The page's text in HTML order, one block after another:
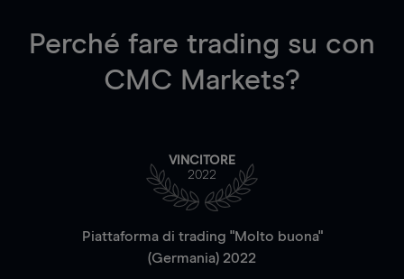
Perché fare trading su con
CMC Markets?
VINCITORE
2022
Piattaforma di trading "Molto buona"
(Germania) 2022